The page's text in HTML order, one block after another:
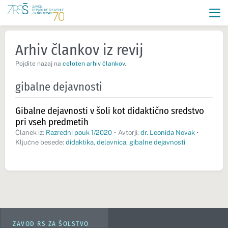
Arhiv člankov iz revij
Pojdite nazaj na celoten arhiv člankov.
gibalne dejavnosti
Gibalne dejavnosti v šoli kot didaktično sredstvo
pri vseh predmetih
Članek iz: Razredni pouk 1/2020 • Avtorji: dr. Leonida Novak •
Ključne besede: didaktika, delavnica, gibalne dejavnosti
ZAVOD RS ZA ŠOLSTVO